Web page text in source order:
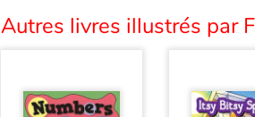
Autres livres illustrés par